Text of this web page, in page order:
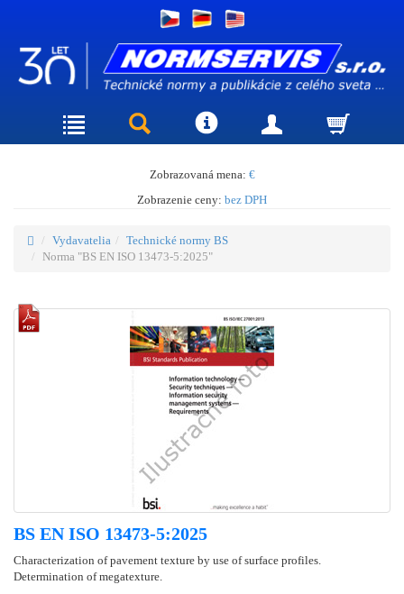
Zobrazovaná mena: €
Zobrazenie ceny: bez DPH
Vydavatelia
Technické normy BS
Norma "BS EN ISO 13473-5:2025"
BS EN ISO 13473-5:2025
Characterization of pavement texture by use of surface profiles.
Determination of megatexture.